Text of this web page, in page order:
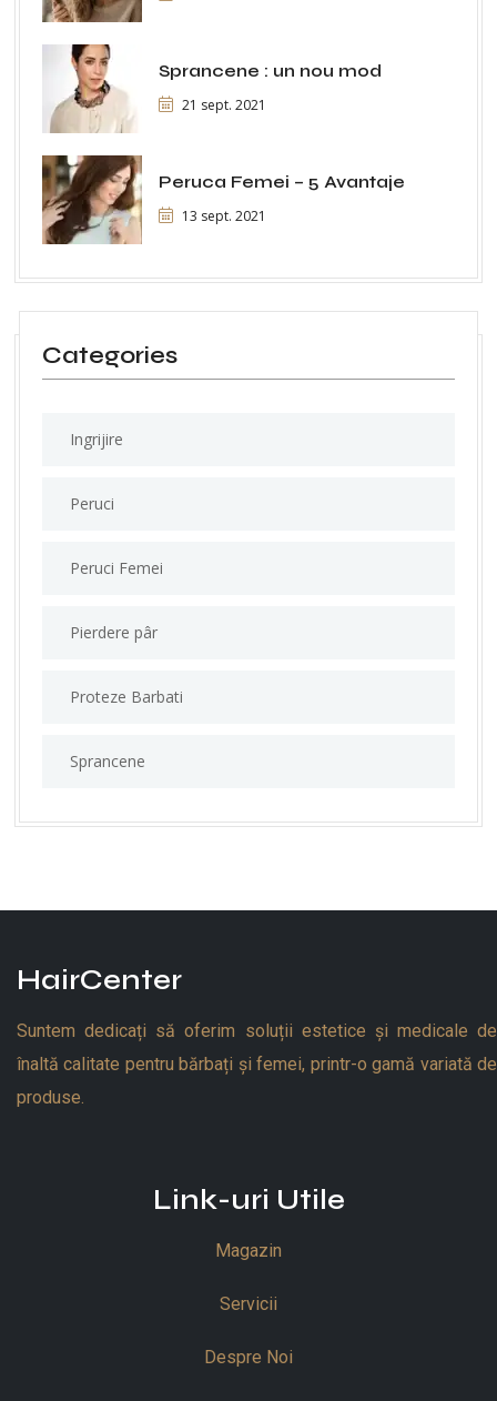
Sprancene : un nou mod
21 sept. 2021
Peruca Femei – 5 Avantaje
13 sept. 2021
Categories
Ingrijire
Peruci
Peruci Femei
Pierdere pâr
Proteze Barbati
Sprancene
HairCenter
Suntem dedicați să oferim soluții estetice și medicale de
înaltă calitate pentru bărbați și femei, printr-o gamă variată de
produse.
Link-uri Utile
Magazin
Servicii
Despre Noi